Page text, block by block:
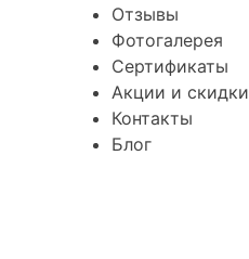
Отзывы
Фотогалерея
Сертификаты
Акции и скидки
Контакты
Блог